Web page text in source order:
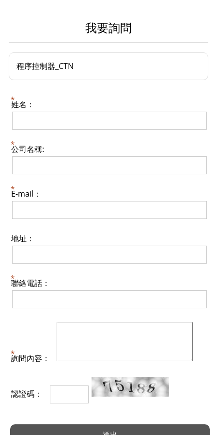
我要詢問
程序控制器_CTN
姓名：
公司名稱:
E-mail：
地址：
聯絡電話：
詢問內容：
認證碼：